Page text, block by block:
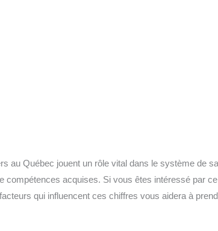
au Québec jouent un rôle vital dans le système de
compétences acquises. Si vous êtes intéressé par
qui influencent ces chiffres vous aidera à